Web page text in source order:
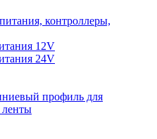
контроллеры,
12V
24V
профиль для
ленты